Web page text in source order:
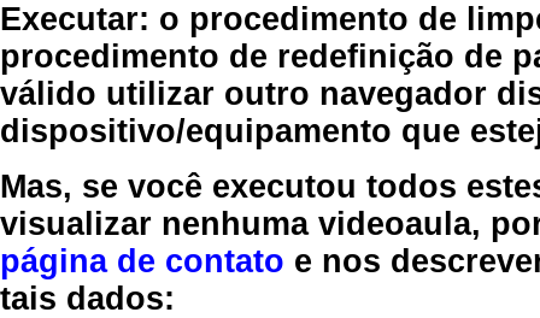
Executar: o procedimento de
procedimento de redefinição de
válido utilizar outro navegador
dispositivo/equipamento que
Mas, se você executou todos
visualizar nenhuma videoaula,
página de contato e nos
tais dados: